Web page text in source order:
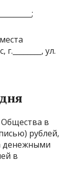
ул.
в
рублей,
денежными
в